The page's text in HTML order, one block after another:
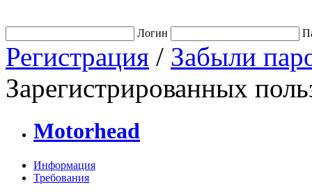
Логин
Регистрация / Забыли
Зарегистрированных
Motorhead
Информация
Требования